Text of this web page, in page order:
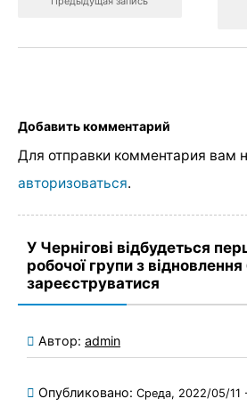
Добавить комментарий
Для отправки комментария вам
авторизоваться.
У Чернігові відбудеться
робочої групи з відновлення
зареєструватися
Автор: admin
Опубликовано: Среда, 2022/05/11